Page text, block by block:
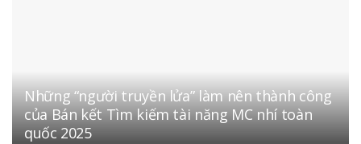
Những “người truyền lửa” làm nên thành công
của Bán kết Tìm kiếm tài năng MC nhí toàn
quốc 2025